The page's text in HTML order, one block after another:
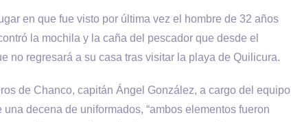
en que fue visto por última vez el hombre de 32 años
la mochila y la caña del pescador que desde el
no regresará a su casa tras visitar la playa de Quilicura.
de Chanco, capitán Ángel González, a cargo del equipo
decena de uniformados, “ambos elementos fueron